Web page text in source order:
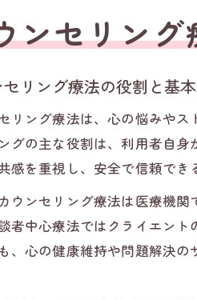
ンセリン
セリング療法の役割と基
リング療法は、心の悩みや
グの主な役割は、利用者自
感を重視し、安全で信頼でき
ウンセリング療法は医療機
者中心療法ではクライエン
、心の健康維持や問題解決の